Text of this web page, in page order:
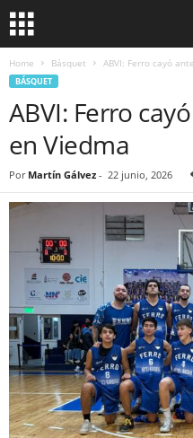
Home Básquet ABVI: Ferro cayó
BÁSQUET
ABVI: Ferro
en Viedma
Por Martín Gálvez - 22 junio, 2026